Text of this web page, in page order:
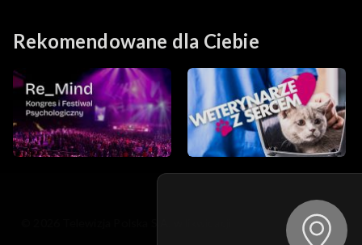
Rekomendowane dla Ciebie